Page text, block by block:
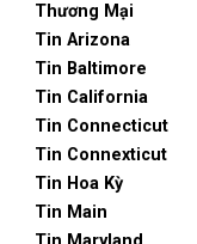
Thương Mại
Tin Arizona
Tin Baltimore
Tin California
Tin Connecticut
Tin Connexticut
Tin Hoa Kỳ
Tin Main